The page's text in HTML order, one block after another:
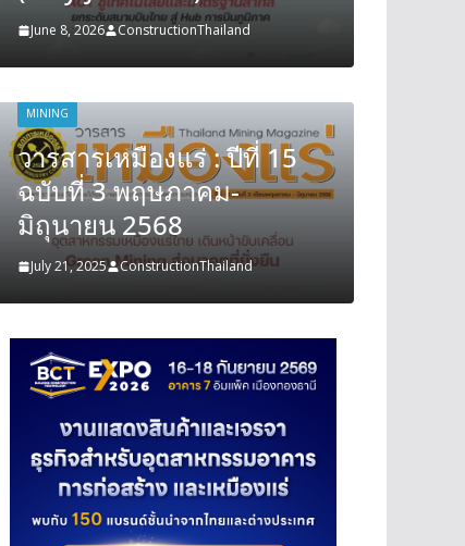
June 8, 2026 ConstructionThailand
MINING
วารสารเหมืองแร่ : ปีที่ 15
ฉบับที่ 3 พฤษภาคม-
มิถุนายน 2568
July 21, 2025 ConstructionThailand